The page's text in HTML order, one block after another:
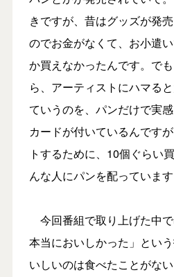
きですが、昔はグッズが発
のでお金がなくて、お小遣
か買えなかったんです。で
ら、アーティストにハマる
ていうのを、パンだけで実
カードが付いているんです
トするために、10個ぐらい
んな人にパンを配っています
今回番組で取り上げた中
本当においしかった」とい
いしいのは食べたことがな